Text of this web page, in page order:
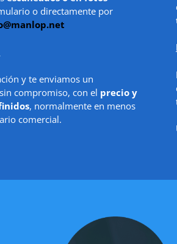
o directamente por
y te enviamos un
compromiso, con el precio y
, normalmente en menos
comercial.